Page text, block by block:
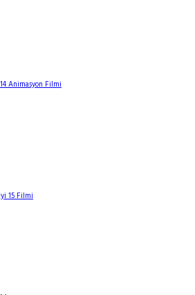
Animasyon Filmi
15 Filmi